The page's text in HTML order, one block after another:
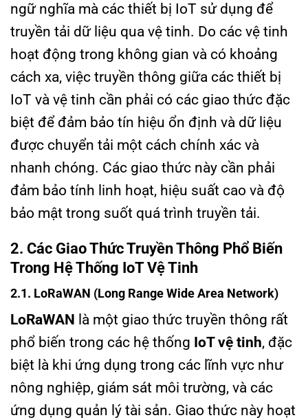
ngữ nghĩa mà các thiết bị IoT sử dụng để
truyền tải dữ liệu qua vệ tinh. Do các vệ tinh
hoạt động trong không gian và có khoảng
cách xa, việc truyền thông giữa các thiết bị
IoT và vệ tinh cần phải có các giao thức đặc
biệt để đảm bảo tín hiệu ổn định và dữ liệu
được chuyển tải một cách chính xác và
nhanh chóng. Các giao thức này cần phải
đảm bảo tính linh hoạt, hiệu suất cao và độ
bảo mật trong suốt quá trình truyền tải.
2. Các Giao Thức Truyền Thông Phổ Biến
Trong Hệ Thống IoT Vệ Tinh
2.1. LoRaWAN (Long Range Wide Area Network)
LoRaWAN
là một giao thức truyền thông rất
phổ biến trong các hệ thống IoT vệ tinh, đặc
biệt là khi ứng dụng trong các lĩnh vực như
nông nghiệp, giám sát môi trường, và các
ứng dụng quản lý tài sản. Giao thức này hoạt